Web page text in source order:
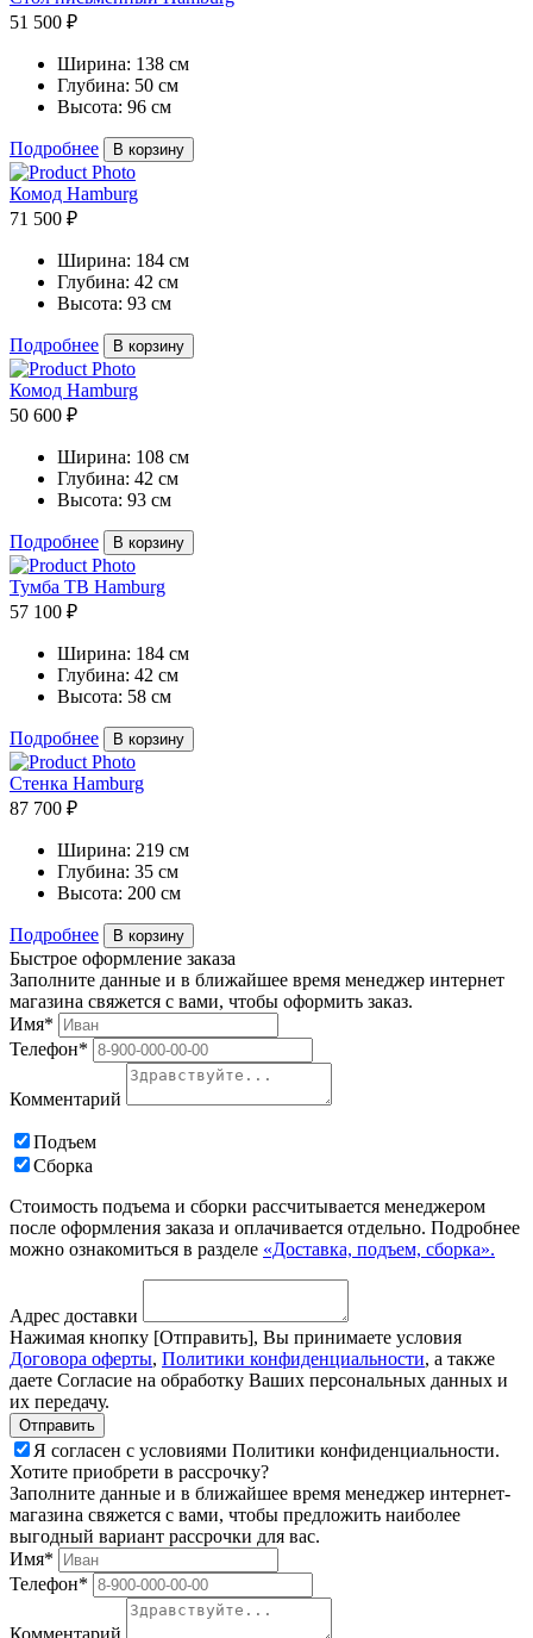
51 500 ₽
Ширина: 138 см
Глубина: 50 см
Высота: 96 см
Подробнее В корзину
Комод Hamburg
71 500 ₽
Ширина: 184 см
Глубина: 42 см
Высота: 93 см
Подробнее В корзину
Комод Hamburg
50 600 ₽
Ширина: 108 см
Глубина: 42 см
Высота: 93 см
Подробнее В корзину
Тумба ТВ Hamburg
57 100 ₽
Ширина: 184 см
Глубина: 42 см
Высота: 58 см
Подробнее В корзину
Стенка Hamburg
87 700 ₽
Ширина: 219 см
Глубина: 35 см
Высота: 200 см
Подробнее В корзину
Быстрое оформление заказа
Заполните данные и в ближайшее время менеджер интернет
магазина свяжется с вами, чтобы оформить заказ.
Имя*
Телефон*
Комментарий
Подъем
Сборка
Стоимость подъема и сборки рассчитывается менеджером
после оформления заказа и оплачивается отдельно. Подробнее
можно ознакомиться в разделе «Доставка, подъем, сборка».
Адрес доставки
Нажимая кнопку [Отправить], Вы принимаете условия
Договора оферты, Политики конфиденциальности, а также
даете Согласие на обработку Ваших персональных данных и
их передачу.
Я согласен с условиями Политики конфиденциальности.
Хотите приобрети в рассрочку?
Заполните данные и в ближайшее время менеджер интернет-
магазина свяжется с вами, чтобы предложить наиболее
выгодный вариант рассрочки для вас.
Имя*
Телефон*
Комментарий